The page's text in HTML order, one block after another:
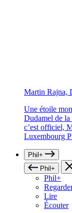
Martin Rajna,
Une étoile
Dudamel de
c’est officiel,
Luxembourg
Phil+
Phil+
Phil+
Lire
Écouter